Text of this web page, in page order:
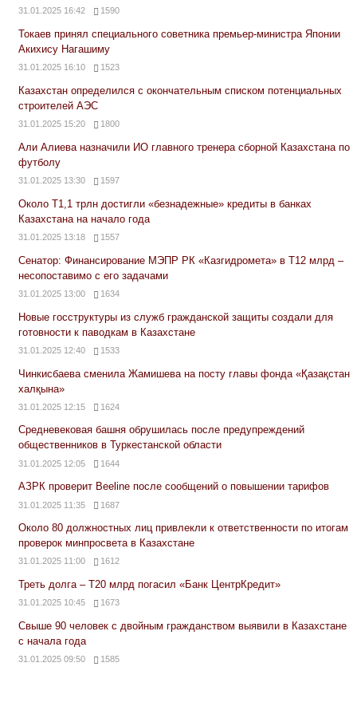
31.01.2025 16:42 1590
Токаев принял специального советника премьер-министра Японии
Акихису Нагашиму
31.01.2025 16:10 1523
Казахстан определился с окончательным списком потенциальных
строителей АЭС
31.01.2025 15:20 1800
Али Алиева назначили ИО главного тренера сборной Казахстана по
футболу
31.01.2025 13:30 1597
Около Т1,1 трлн достигли «безнадежные» кредиты в банках
Казахстана на начало года
31.01.2025 13:18 1557
Сенатор: Финансирование МЭПР РК «Казгидромета» в Т12 млрд –
несопоставимо с его задачами
31.01.2025 13:00 1634
Новые госструктуры из служб гражданской защиты создали для
готовности к паводкам в Казахстане
31.01.2025 12:40 1533
Чинкисбаева сменила Жамишева на посту главы фонда «Қазақстан
халқына»
31.01.2025 12:15 1624
Средневековая башня обрушилась после предупреждений
общественников в Туркестанской области
31.01.2025 12:05 1644
АЗРК проверит Beeline после сообщений о повышении тарифов
31.01.2025 11:35 1687
Около 80 должностных лиц привлекли к ответственности по итогам
проверок минпросвета в Казахстане
31.01.2025 11:00 1612
Треть долга – Т20 млрд погасил «Банк ЦентрКредит»
31.01.2025 10:45 1673
Свыше 90 человек с двойным гражданством выявили в Казахстане
с начала года
31.01.2025 09:50 1585